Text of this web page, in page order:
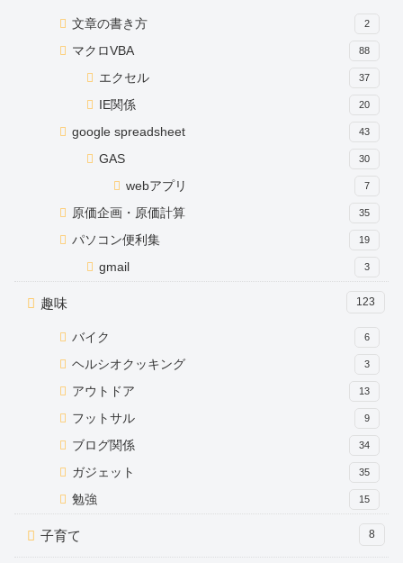
文章の書き方 2
マクロVBA 88
エクセル 37
IE関係 20
google spreadsheet 43
GAS 30
webアプリ 7
原価企画・原価計算 35
パソコン便利集 19
gmail 3
趣味 123
バイク 6
ヘルシオクッキング 3
アウトドア 13
フットサル 9
ブログ関係 34
ガジェット 35
勉強 15
子育て 8